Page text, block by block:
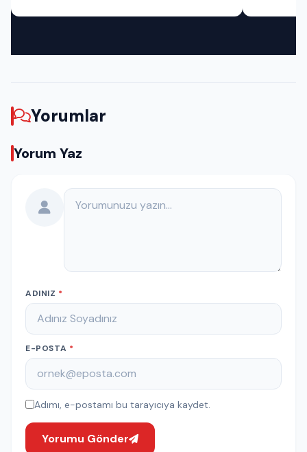
Yorumlar
Yorum Yaz
Yorumunuz
ADINIZ *
E-POSTA *
Adımı, e-postamı bu tarayıcıya kaydet.
Yorumu Gönder